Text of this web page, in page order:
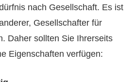
nach Gesellschaft. Es ist
Gesellschafter für
Daher sollten Sie Ihrerseits
Eigenschaften verfügen: